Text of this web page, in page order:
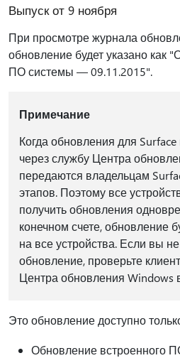
Выпуск от 9 ноября
При просмотре журнала
обновление будет указано как
ПО системы — 09.11.2015".
Примечание
Когда обновления для
через службу Центра
передаются владельцам
этапов. Поэтому все
получить обновления
конечном счете, обновление
на все устройства. Если вы
обновление, проверьте
Центра обновления Windows
Это обновление доступно
Обновление встроенного